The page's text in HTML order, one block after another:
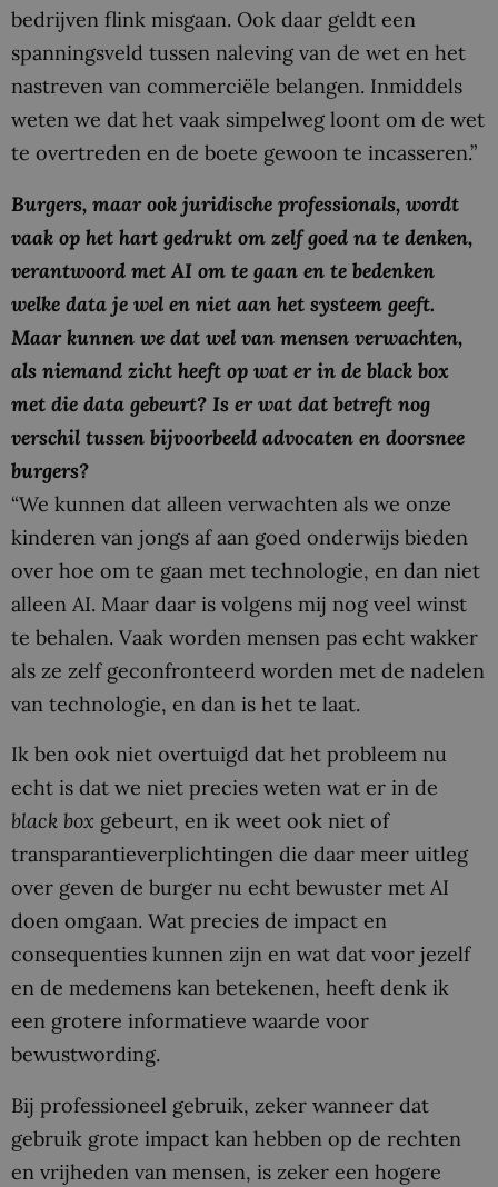
bedrijven flink misgaan. Ook daar geldt een
spanningsveld tussen naleving van de wet en het
nastreven van commerciële belangen. Inmiddels
weten we dat het vaak simpelweg loont om de wet
te overtreden en de boete gewoon te incasseren.”
Burgers, maar ook juridische professionals, wordt
vaak op het hart gedrukt om zelf goed na te denken,
verantwoord met AI om te gaan en te bedenken
welke data je wel en niet aan het systeem geeft.
Maar kunnen we dat wel van mensen verwachten,
als niemand zicht heeft op wat er in de black box
met die data gebeurt? Is er wat dat betreft nog
verschil tussen bijvoorbeeld advocaten en doorsnee
burgers?
“We kunnen dat alleen verwachten als we onze
kinderen van jongs af aan goed onderwijs bieden
over hoe om te gaan met technologie, en dan niet
alleen AI. Maar daar is volgens mij nog veel winst
te behalen. Vaak worden mensen pas echt wakker
als ze zelf geconfronteerd worden met de nadelen
van technologie, en dan is het te laat.
Ik ben ook niet overtuigd dat het probleem nu
echt is dat we niet precies weten wat er in de
black box gebeurt, en ik weet ook niet of
transparantieverplichtingen die daar meer uitleg
over geven de burger nu echt bewuster met AI
doen omgaan. Wat precies de impact en
consequenties kunnen zijn en wat dat voor jezelf
en de medemens kan betekenen, heeft denk ik
een grotere informatieve waarde voor
bewustwording.
Bij professioneel gebruik, zeker wanneer dat
gebruik grote impact kan hebben op de rechten
en vrijheden van mensen, is zeker een hogere